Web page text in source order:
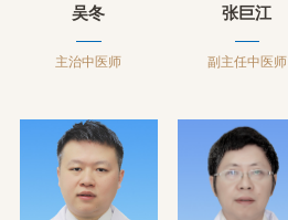
吴冬
主治中医师
张巨江
副主任中医师